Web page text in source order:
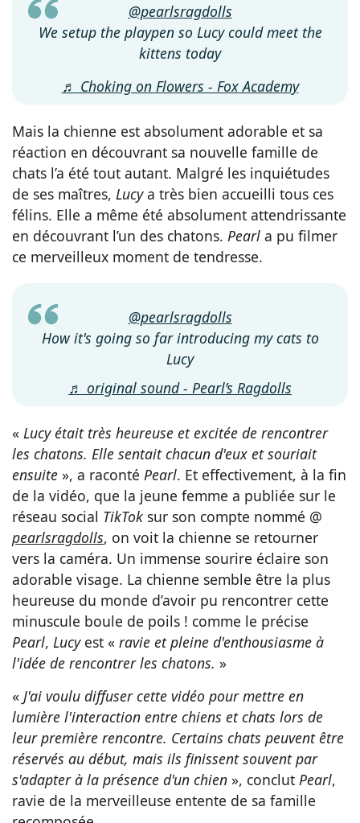
@pearlsragdolls
We setup the playpen so Lucy could meet the
kittens today
♬ Choking on Flowers - Fox Academy
Mais la chienne est absolument adorable et sa
réaction en découvrant sa nouvelle famille de
chats l’a été tout autant. Malgré les inquiétudes
de ses maîtres, Lucya très bien accueilli tous ces
félins. Elle a même été absolument attendrissante
en découvrant l’un des chatons. Pearl a pu filmer
ce merveilleux moment de tendresse.
@pearlsragdolls
How it's going so far introducing my cats to
Lucy
♬ original sound - Pearl’s Ragdolls
« Lucy était très heureuse et excitée de rencontrer
les chatons. Elle sentait chacun d'eux et souriait
ensuite », a raconté Pearl. Et effectivement, à la fin
de la vidéo, que la jeune femme a publiée sur le
réseau social TikTok sur son compte nommé @
pearlsragdolls, on voit la chienne se retourner
vers la caméra. Un immense sourire éclaire son
adorable visage. La chienne semble être la plus
heureuse du monde d’avoir pu rencontrer cette
minuscule boule de poils ! comme le précise
Pearl, Lucyest « ravie et pleine d'enthousiasme à
l'idée de rencontrer les chatons. »
« J'ai voulu diffuser cette vidéo pour mettre en
lumière l'interaction entre chiens et chats lors de
leur première rencontre. Certains chats peuvent être
réservés au début, mais ils finissent souvent par
s'adapter à la présence d'un chien », conclut Pearl,
ravie de la merveilleuse entente de sa famille